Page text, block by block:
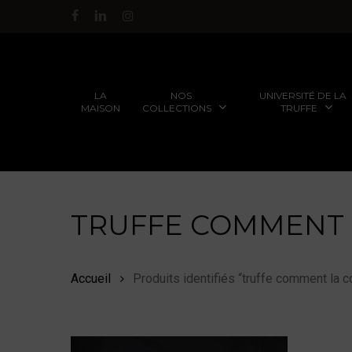
facebooklinkedininstagram
LA
MAISON
NOS
COLLECTIONS
TRUFFES FRAÎCHES AU
UNIVERSITÉ DE LA
TRUFFE
FORMATIONS POUR LES
TRUFFE COMMENT
Accueil Produits identifiés “truffe comment la